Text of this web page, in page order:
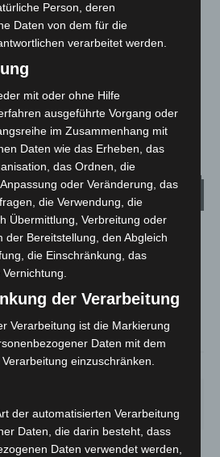
Langenhagen 2026:
Feuerwehr und Rettung
erleben
Wetter
16.4°C
14.9 °
3m/s 26%
32° 30° 24°
Person, deren
Daten von dem für die
verarbeitet werden.
mit oder ohne Hilfe
ausgeführte Vorgang oder
im Zusammenhang mit
Daten wie das Erheben, das
das Ordnen, die
oder Veränderung, das
die Verwendung, die
Übermittlung, Verbreitung oder
der Bereitstellung, den Abgleich
die Einschränkung, das
der Verarbeitung
Verarbeitung ist die Markierung
Daten mit dem
einzuschränken.
der automatisierten Verarbeitung
Daten, die darin besteht, dass
Daten verwendet werden,